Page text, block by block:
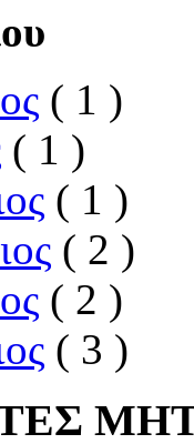
( 1 )
( 1 )
( 1 )
( 2 )
( 2 )
( 3 )